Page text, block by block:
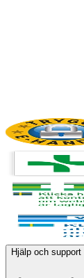
Hjälp och support